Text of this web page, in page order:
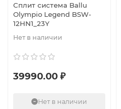
Сплит система Ballu
Olympio Legend BSW-
12HN1_23Y
Нет в наличии
39990.00 ₽
Нет в наличии